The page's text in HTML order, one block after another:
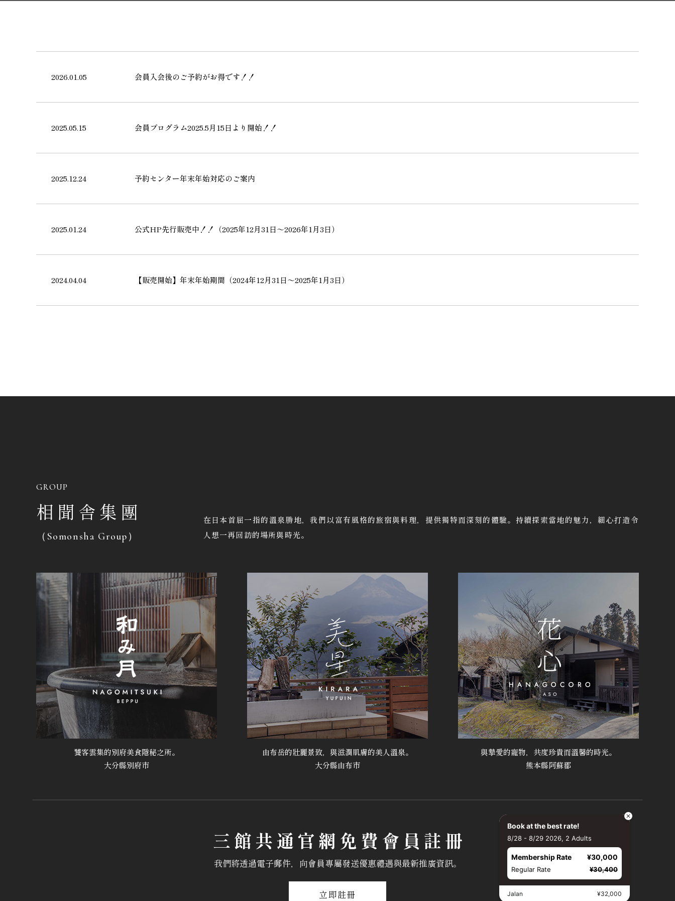
2026.01.05 会員入会後のご予約がお得です！！
2025.05.15 会員プログラム2025.5月15日より開始！！
2025.12.24 予約センター年末年始対応のご案内
2025.01.24 公式HP先行販売中！！（2025年12月31日～2026年1月3日）
2024.04.04 【販売開始】年末年始期間（2024年12月31日～2025年1月3日）
GROUP
相聞舎集團
（Somonsha Group）
在日本首屈一指的溫泉勝地，我們以富有風格的旅宿與料理，提供獨特而深刻的體驗。持續探索當地的魅力，細心打造令
人想一再回訪的場所與時光。
饕客雲集的別府美食隱秘之所。
大分縣別府市
由布岳的壯麗景致，與滋潤肌膚的美人溫泉。
大分縣由布市
與摯愛的寵物，共度珍貴而溫馨的時光。
熊本縣阿蘇郡
三館共通官網免費會員註冊
我們將透過電子郵件，向會員專屬發送優惠禮遇與最新推廣資訊。
立即註冊
Book at the best rate!
8/28 - 8/29 2026, 2 Adults
Membership Rate ¥30,000
Regular Rate ¥30,400
Jalan ¥32,000